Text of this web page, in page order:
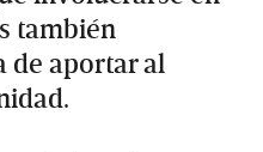
también
de aportar al